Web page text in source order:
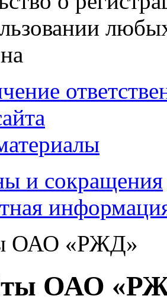
и сокращения
ОАО «РЖД»
ОАО